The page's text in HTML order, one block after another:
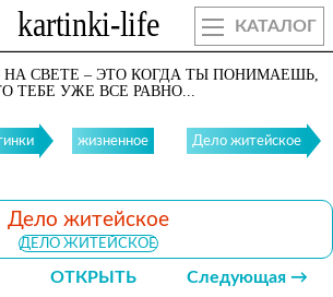
КАТАЛОГ
СВЕТЕ – ЭТО КОГДА ТЫ ПОНИМАЕШЬ,
ТЕБЕ УЖЕ ВСЕ РАВНО...
жизненное Дело житейское
Дело житейское
ДЕЛО ЖИТЕЙСКОЕ
ОТКРЫТЬ Следующая →